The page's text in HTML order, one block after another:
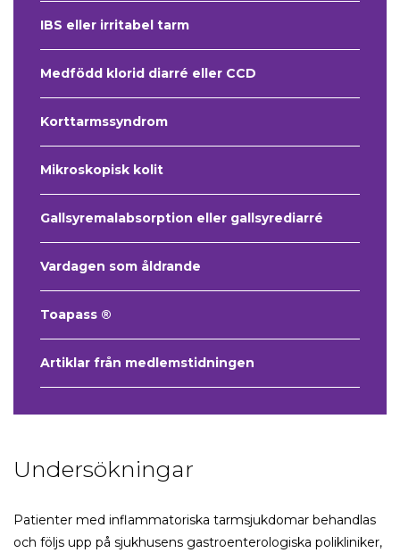
IBS eller irritabel tarm
Medfödd klorid diarré eller CCD
Korttarmssyndrom
Mikroskopisk kolit
Gallsyremalabsorption eller gallsyrediarré
Vardagen som åldrande
Toapass ®
Artiklar från medlemstidningen
Undersökningar
Patienter med inflammatoriska tarmsjukdomar behandlas
och följs upp på sjukhusens gastroenterologiska polikliniker,